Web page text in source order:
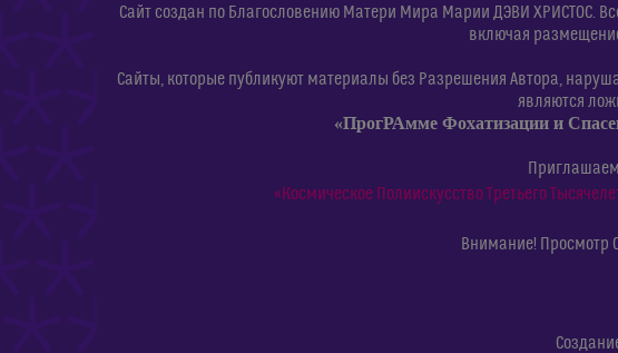
Сайт создан по Благословению Матери Мира Марии ДЭВИ ХРИСТОС.
включая
Сайты, которые публикуют материалы без Разрешения Автора,
являются
«ПрогРАмме Фохатизации и
Приглашаем
«Космическое Полиискусство Третьего
Внимание! Просмотр